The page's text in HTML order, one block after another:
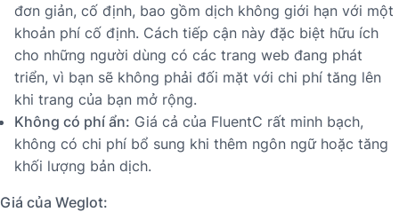
đơn giản, cố định, bao gồm dịch không giới hạn với một
khoản phí cố định. Cách tiếp cận này đặc biệt hữu ích
cho những người dùng có các trang web đang phát
triển, vì bạn sẽ không phải đối mặt với chi phí tăng lên
khi trang của bạn mở rộng.
Không có phí ẩn: Giá cả của FluentC rất minh bạch,
không có chi phí bổ sung khi thêm ngôn ngữ hoặc tăng
khối lượng bản dịch.
Giá của Weglot: